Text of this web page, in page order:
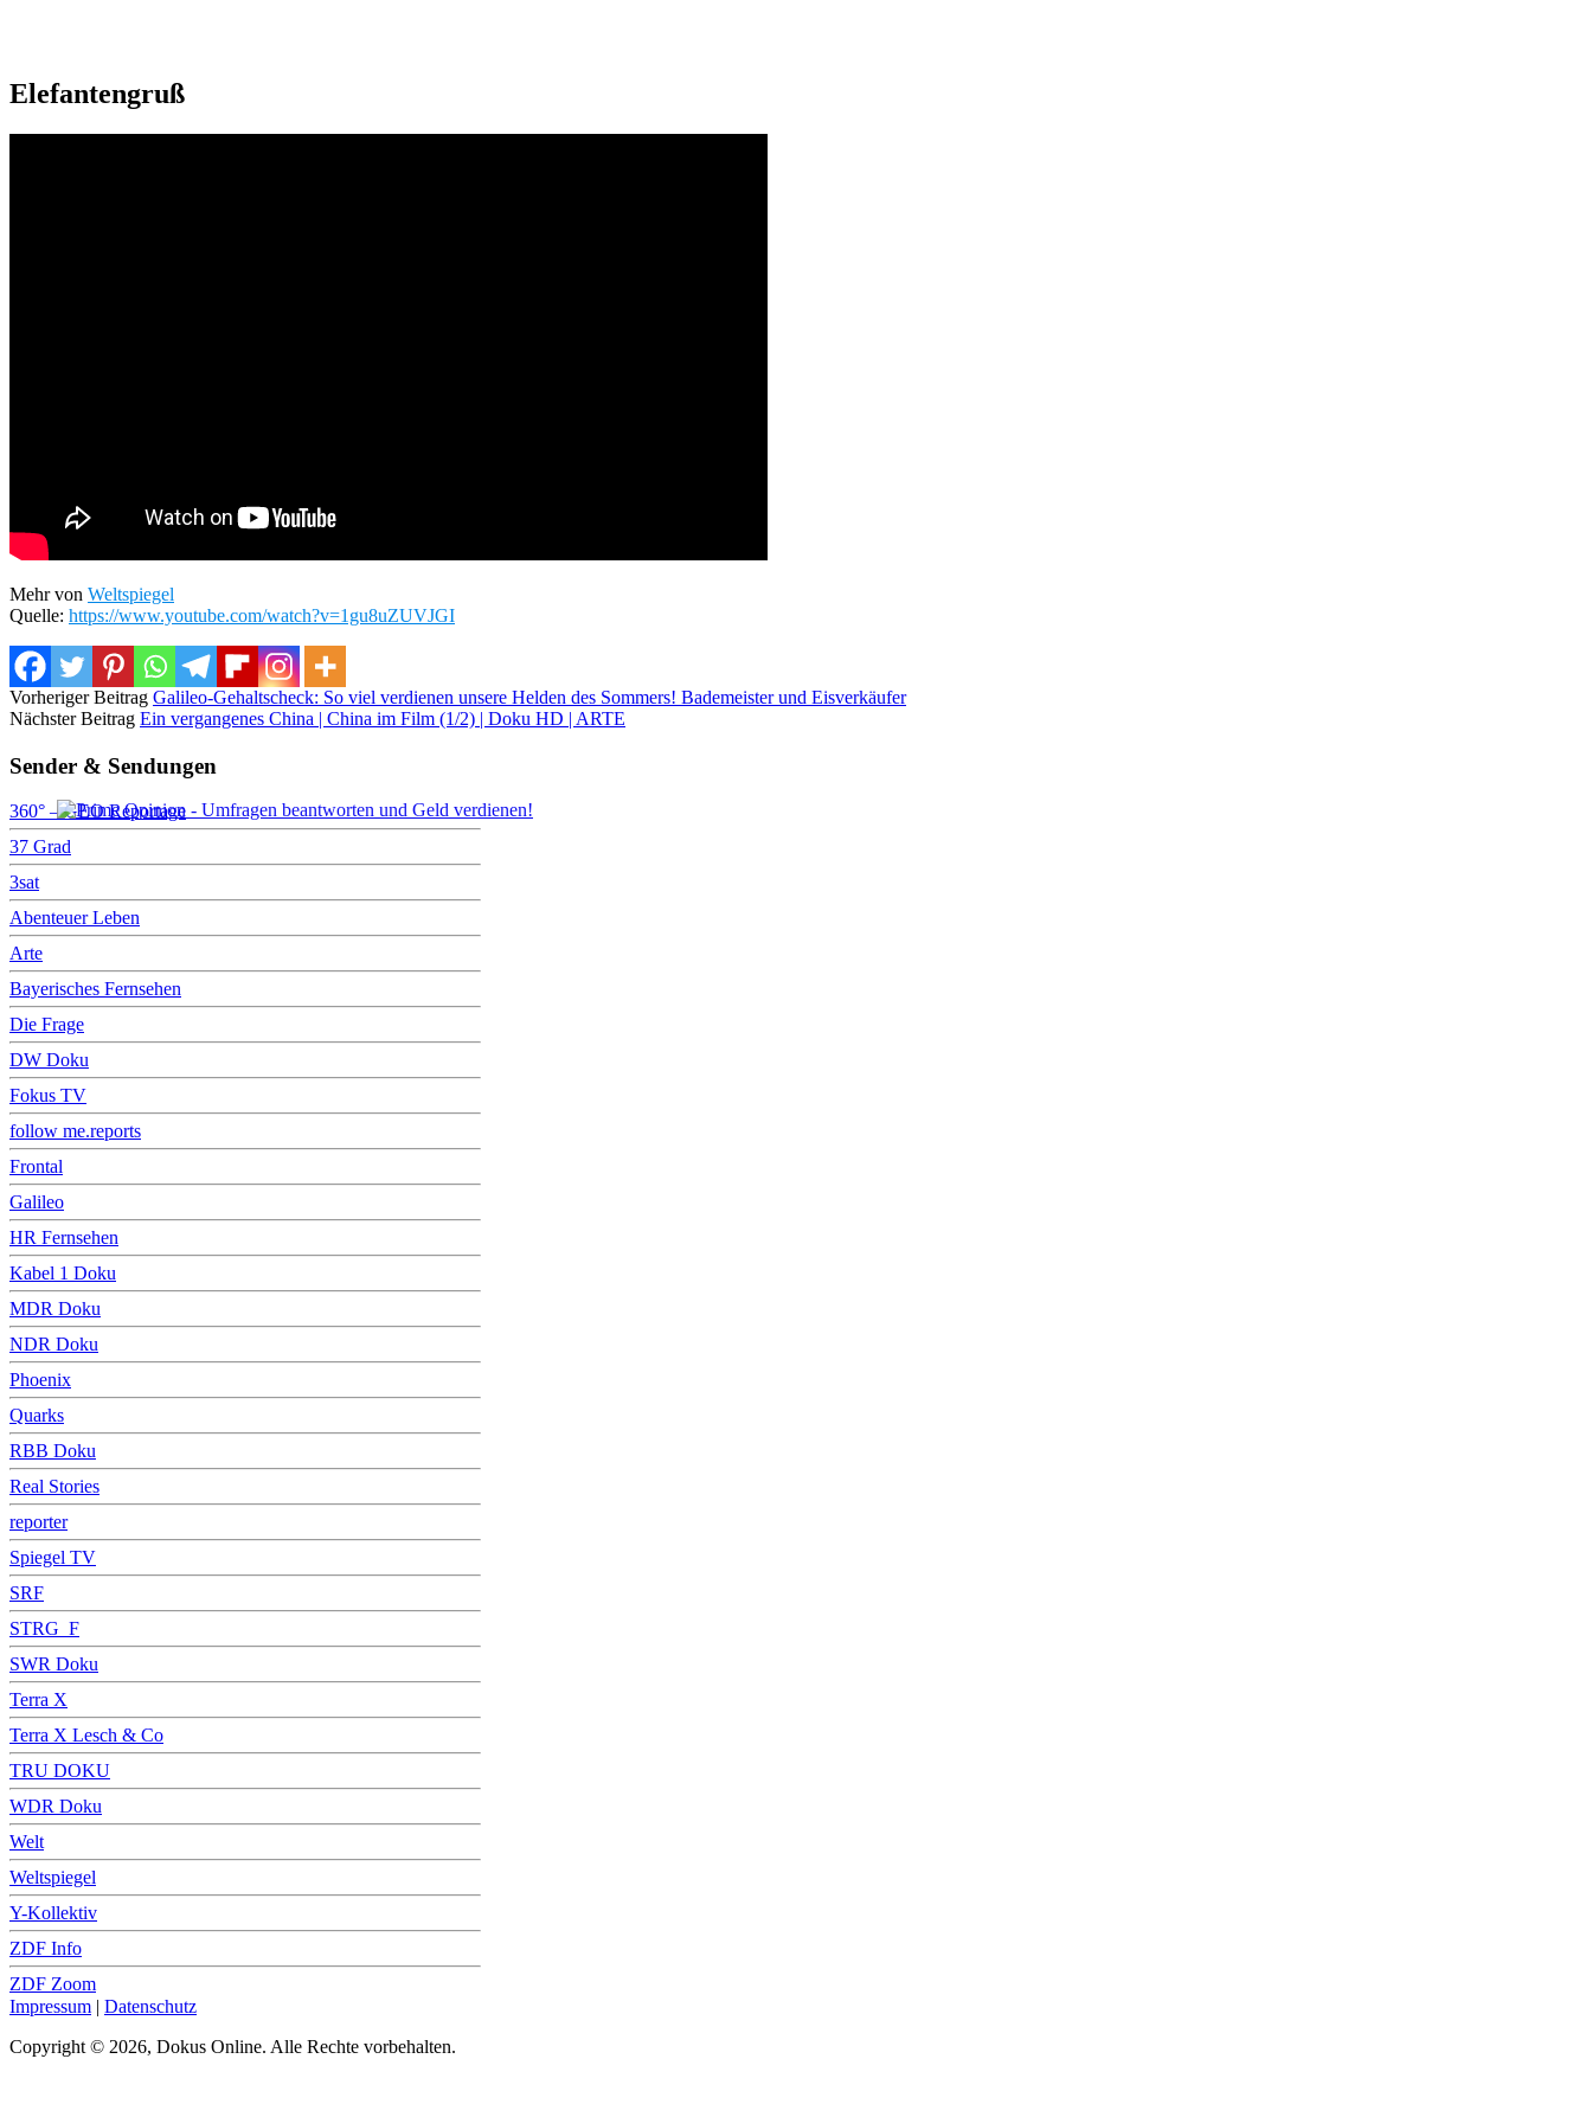
Elefantengruß
Mehr von Weltspiegel
Quelle: https://www.youtube.com/watch?v=1gu8uZUVJGI
Vorheriger Beitrag Galileo-Gehaltscheck: So viel verdienen unsere Helden des Sommers! Bademeister und Eisverkäufer
Nächster Beitrag Ein vergangenes China | China im Film (1/2) | Doku HD | ARTE
Sender & Sendungen
360° – GEO Reportage
37 Grad
3sat
Abenteuer Leben
Arte
Bayerisches Fernsehen
Die Frage
DW Doku
Fokus TV
follow me.reports
Frontal
Galileo
HR Fernsehen
Kabel 1 Doku
MDR Doku
NDR Doku
Phoenix
Quarks
RBB Doku
Real Stories
reporter
Spiegel TV
SRF
STRG_F
SWR Doku
Terra X
Terra X Lesch & Co
TRU DOKU
WDR Doku
Welt
Weltspiegel
Y-Kollektiv
ZDF Info
ZDF Zoom
Impressum | Datenschutz
Copyright © 2026, Dokus Online. Alle Rechte vorbehalten.
×